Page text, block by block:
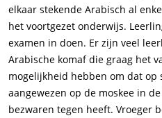
elkaar stekende Arabisch al
het voortgezet onderwijs.
examen in doen. Er zijn veel
Arabische komaf die graag het
mogelijkheid hebben om dat op
aangewezen op de moskee in
bezwaren tegen heeft. Vroeger